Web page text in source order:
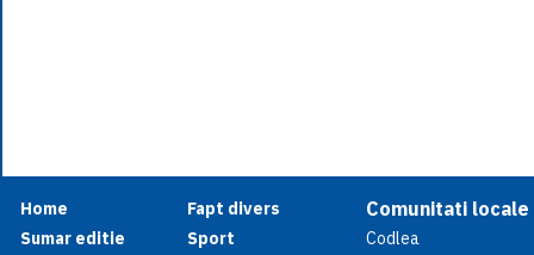
Home
Sumar editie
Fapt divers
Sport
Comunitati locale
Codlea